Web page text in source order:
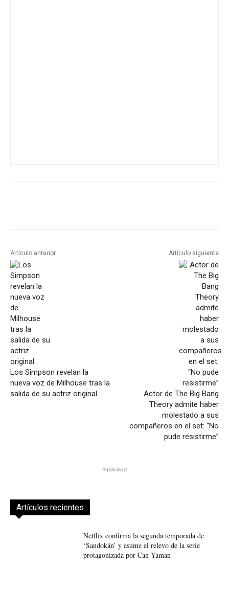
Artículo anterior
Los Simpson revelan la
nueva voz de Milhouse tras la
salida de su actriz original
Artículo siguiente
Actor de The Big Bang
Theory admite haber
molestado a sus
compañeros en el set: “No
pude resistirme”
Publicidad
Artículos recientes
Netflix confirma la segunda temporada de
‘Sandokán’ y asume el relevo de la serie
protagonizada por Can Yaman